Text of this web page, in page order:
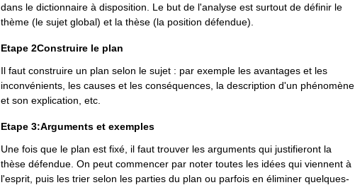
dans le dictionnaire à disposition. Le but de l'analyse est surtout de définir le
thème (le sujet global) et la thèse (la position défendue).
Etape 2Construire le plan
Il faut construire un plan selon le sujet : par exemple les avantages et les
inconvénients, les causes et les conséquences, la description d'un phénomène
et son explication, etc.
Etape 3:Arguments et exemples
Une fois que le plan est fixé, il faut trouver les arguments qui justifieront la
thèse défendue. On peut commencer par noter toutes les idées qui viennent à
l'esprit, puis les trier selon les parties du plan ou parfois en éliminer quelques-